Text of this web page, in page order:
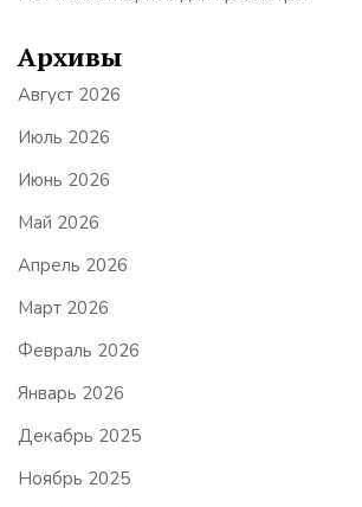
Архивы
Август 2026
Июль 2026
Июнь 2026
Май 2026
Апрель 2026
Март 2026
Февраль 2026
Январь 2026
Декабрь 2025
Ноябрь 2025